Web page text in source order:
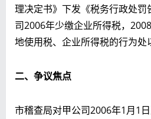
理决定书》下发《税务行政处
司2006年少缴企业所得税，
地使用税、企业所得税的行为处
二、 争议焦点
市稽查局对甲公司2006年1月1